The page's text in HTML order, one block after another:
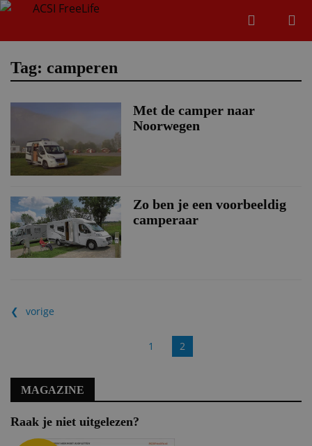
Zoeken
Tag: camperen
Met de camper naar
Noorwegen
Zo ben je een voorbeeldig
camperaar
vorige
1 2
MAGAZINE
Raak je niet uitgelezen?